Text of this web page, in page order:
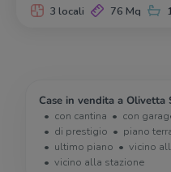
3 locali 76 Mq
Case in vendita a Olivetta
con cantina
con
di prestigio
piano
ultimo piano
vicino
vicino alla stazione